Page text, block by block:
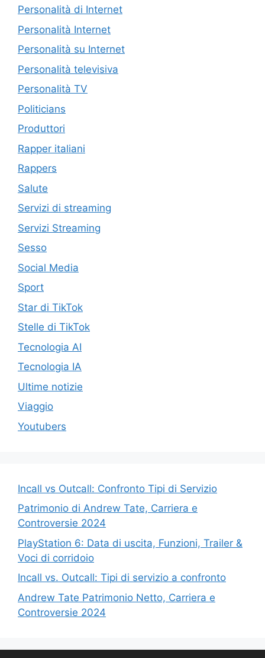
Personalità di Internet
Personalità Internet
Personalità su Internet
Personalità televisiva
Personalità TV
Politicians
Produttori
Rapper italiani
Rappers
Salute
Servizi di streaming
Servizi Streaming
Sesso
Social Media
Sport
Star di TikTok
Stelle di TikTok
Tecnologia AI
Tecnologia IA
Ultime notizie
Viaggio
Youtubers
Incall vs Outcall: Confronto Tipi di Servizio
Patrimonio di Andrew Tate, Carriera e
Controversie 2024
PlayStation 6: Data di uscita, Funzioni, Trailer &
Voci di corridoio
Incall vs. Outcall: Tipi di servizio a confronto
Andrew Tate Patrimonio Netto, Carriera e
Controversie 2024